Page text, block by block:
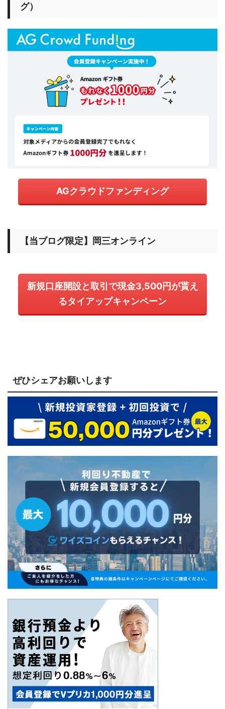
グ）
AGクラウドファンディング
【当ブログ限定】岡三オンライン
新規口座開設と取引で現金3,500円が貰え
るタイアップキャンペーン
ぜひシェアお願いします